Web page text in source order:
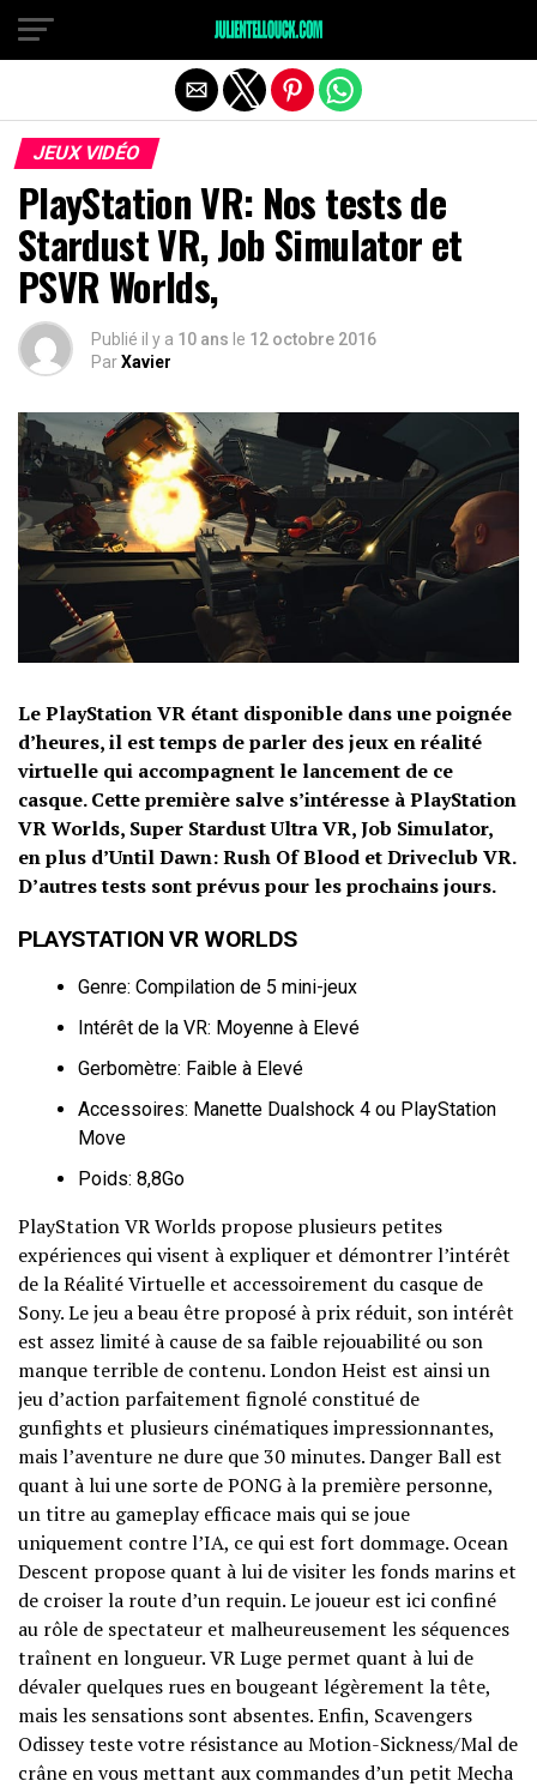
JEUX VIDÉO
PlayStation VR: Nos tests de
Stardust VR, Job Simulator et
PSVR Worlds,
Publié il y a 10 ans le 12 octobre 2016
ParXavier
Le PlayStation VR étant disponible dans une poignée
d’heures, il est temps de parler des jeux en réalité
virtuelle qui accompagnent le lancement de ce
casque. Cette première salve s’intéresse à PlayStation
VR Worlds, Super Stardust Ultra VR, Job Simulator,
en plus d’Until Dawn: Rush Of Blood et Driveclub VR.
D’autres tests sont prévus pour les prochains jours.
PLAYSTATION VR WORLDS
Genre: Compilation de 5 mini-jeux
Intérêt de la VR: Moyenne à Elevé
Gerbomètre: Faible à Elevé
Accessoires: Manette Dualshock 4 ou PlayStation
Move
Poids: 8,8Go
PlayStation VR Worlds propose plusieurs petites
expériences qui visent à expliquer et démontrer l’intérêt
de la Réalité Virtuelle et accessoirement du casque de
Sony. Le jeu a beau être proposé à prix réduit, son intérêt
est assez limité à cause de sa faible rejouabilité ou son
manque terrible de contenu. London Heist est ainsi un
jeu d’action parfaitement fignolé constitué de
gunfights et plusieurs cinématiques impressionnantes,
mais l’aventure ne dure que 30 minutes. Danger Ball est
quant à lui une sorte de PONG à la première personne,
un titre au gameplay efficace mais qui se joue
uniquement contre l’IA, ce qui est fort dommage. Ocean
Descent propose quant à lui de visiter les fonds marins et
de croiser la route d’un requin. Le joueur est ici confiné
au rôle de spectateur et malheureusement les séquences
traînent en longueur. VR Luge permet quant à lui de
dévaler quelques rues en bougeant légèrement la tête,
mais les sensations sont absentes. Enfin, Scavengers
Odissey teste votre résistance au Motion-Sickness/Mal de
crâne en vous mettant aux commandes d’un petit Mecha